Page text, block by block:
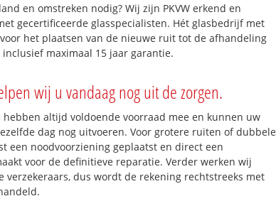
en omstreken nodig? Wij zijn PKVW erkend en
gecertificeerde glasspecialisten. Hét glasbedrijf met
het plaatsen van de nieuwe ruit tot de afhandeling
maximaal 15 jaar garantie.
wij u vandaag nog uit de zorgen.
hebben altijd voldoende voorraad mee en kunnen uw
dag nog uitvoeren. Voor grotere ruiten of dubbele
een noodvoorziening geplaatst en direct een
voor de definitieve reparatie. Verder werken wij
verzekeraars, dus wordt de rekening rechtstreeks met